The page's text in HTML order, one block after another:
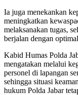
Ia juga menekankan
meningkatkan
melaksanakan tugas,
berjalan dengan
Kabid Humas Polda
mengatakan melalui
personel di lapangan
sehingga situasi
hukum Polda Jabar